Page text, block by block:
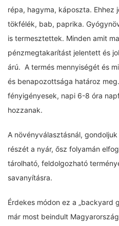
répa, hagyma, káposzta. Ehhez
tökfélék, bab, paprika.
is termesztettek. Minden amit
pénzmegtakarítást jelentett és
árú. A termés mennyiségét és
és benapozottsága határoz
fényigényesek, napi 6-8 óra
hozzanak.
A növényválasztásnál,
részét a nyár, ősz folyamán
tárolható, feldolgozható
savanyításra.
Érdekes módon ez a „backyard
már most beindult